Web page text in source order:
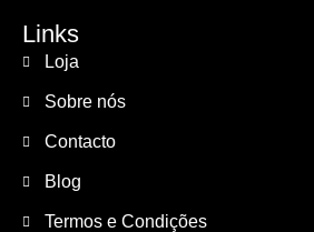
Links
Loja
Sobre nós
Contacto
Blog
Termos e Condições